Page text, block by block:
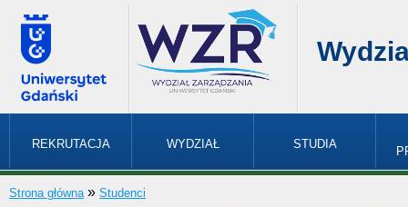
REKRUTACJA WYDZIAŁ STUDIA
Strona główna » Studenci